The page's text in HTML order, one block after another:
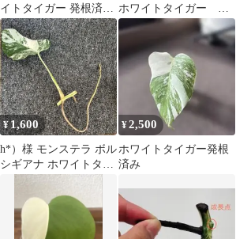
イトタイガー 発根済み
株 完全室内育成
ホワイトタイガー カ
ット苗 発根済 ハー
フムーン
¥1,600
h*）様 モンステラ ボル
シギアナ ホワイトタイ
ガー 斑入り 苗
¥2,500
ホワイトタイガー発根
済み